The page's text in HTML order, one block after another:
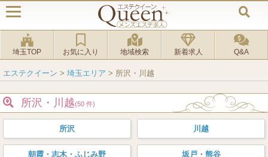
埼玉TOP お気に入り 地域検索 新着求人 Q&A
エステクイーン > 埼玉エリア > 所沢・川越
所沢・川越(50 件)
所沢 川越
朝霞・志木・ふじみ野 坂戸・熊谷